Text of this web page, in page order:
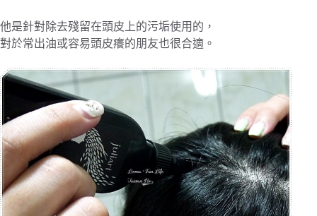
他是針對除去殘留在頭皮上的污垢使用的，
對於常出油或容易頭皮癢的朋友也很合適。